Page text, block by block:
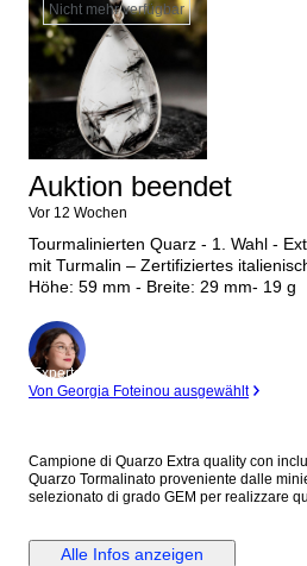
Nicht mehr verfügbar
Auktion beendet
Vor 12 Wochen
Tourmalinierten Quarz - 1. Wahl -
mit Turmalin – Zertifiziertes
Höhe: 59 mm - Breite: 29 mm- 19 g
Experte
Von Georgia Foteinou ausgewählt
Campione di Quarzo Extra quality con
Quarzo Tormalinato proveniente dalle
selezionato di grado GEM per realizzare
Alle Infos anzeigen